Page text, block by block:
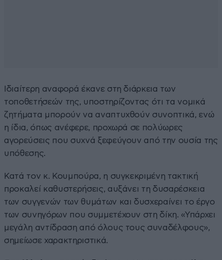
Ιδιαίτερη αναφορά έκανε στη διάρκεια των
τοποθετήσεών της, υποστηρίζοντας ότι τα νομικά
ζητήματα μπορούν να αναπτυχθούν συνοπτικά, ενώ
η ίδια, όπως ανέφερε, προχωρά σε πολύωρες
αγορεύσεις που συχνά ξεφεύγουν από την ουσία της
υπόθεσης.
Κατά τον κ. Κουμπούρα, η συγκεκριμένη τακτική
προκαλεί καθυστερήσεις, αυξάνει τη δυσαρέσκεια
των συγγενών των θυμάτων και δυσχεραίνει το έργο
των συνηγόρων που συμμετέχουν στη δίκη. «Υπάρχει
μεγάλη αντίδραση από όλους τους συναδέλφους»,
σημείωσε χαρακτηριστικά.